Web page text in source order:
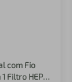
com Fio
Filtro HEPA